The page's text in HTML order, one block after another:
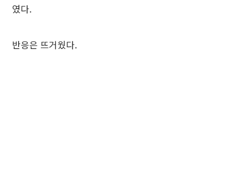
였다.
반응은 뜨거웠다.